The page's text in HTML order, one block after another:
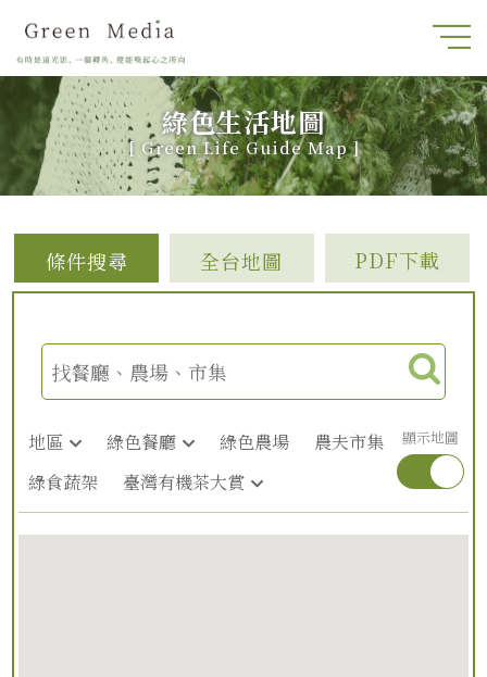
綠色生活地圖
[ Green Life Guide Map]
條件搜尋 全台地圖 PDF下載
地區 綠色餐廳 綠色農場
農夫市集
綠食蔬架
臺灣有機茶大賞
顯示地圖